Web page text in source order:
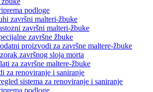
podloge
završni malteri-žbuke
završni malteri-žbuke
završne žbuke
proizvodi za završne maltere-žbuke
završnog sloja morta
za završne maltere-žbuke
za renoviranje i saniranje
sistema za renoviranje i saniranje
podloge